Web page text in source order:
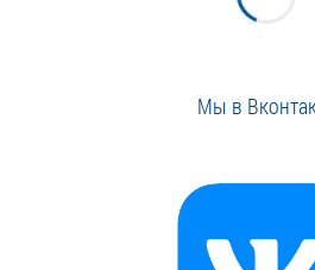
Мы в